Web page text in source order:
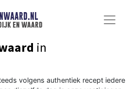
en waard
in
volgens authentiek recept iedere